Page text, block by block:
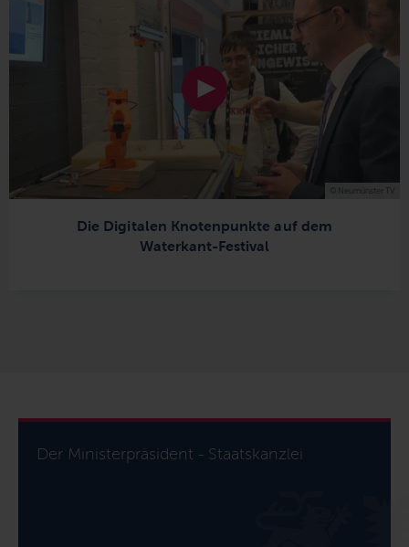
Die Digitalen Knotenpunkte auf dem
Waterkant-Festival
Der Ministerpräsident - Staatskanzlei